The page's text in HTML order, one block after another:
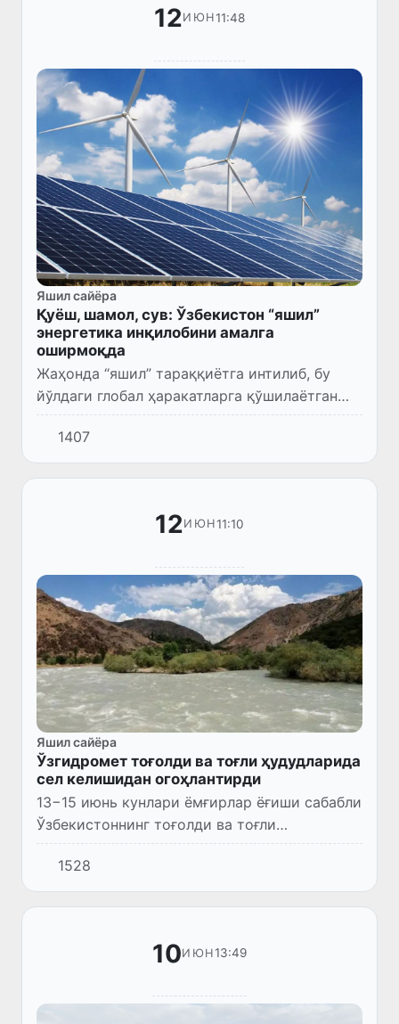
12ИЮН11:48
Яшил сайёра
Қуёш, шамол, сув: Ўзбекистон “яшил”
энергетика инқилобини амалга
оширмоқда
Жаҳонда “яшил” тараққиётга интилиб, бу
йўлдаги глобал ҳаракатларга қўшилаётган
давлатлар сони тобора ортиб бормоқда. Гап
фақат табиатни асраш, ресурсларни сақлаб
қолиб, келажак авл...
1407
12ИЮН11:10
Яшил сайёра
Ўзгидромет тоғолди ва тоғли ҳудудларида
сел келишидан огоҳлантирди
13−15 июнь кунлари ёмғирлар ёғиши сабабли
Ўзбекистоннинг тоғолди ва тоғли
ҳудудларида сел-сув тошқин ҳодисалари
юзага келиши мумкин.
1528
10ИЮН13:49